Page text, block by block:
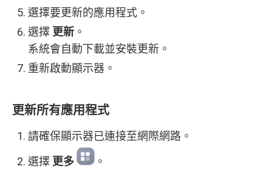
選擇要更新的應用程式。
選擇 更新 。
系統會自動下載並安裝更新。
重新啟動顯示器。
更新所有應用程式
請確保顯示器已連接至網際網路。
選擇 更多
。